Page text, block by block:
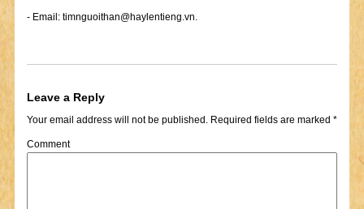
- Email: timnguoithan@haylentieng.vn.
Leave a Reply
Your email address will not be published.Required fields are marked *
Comment